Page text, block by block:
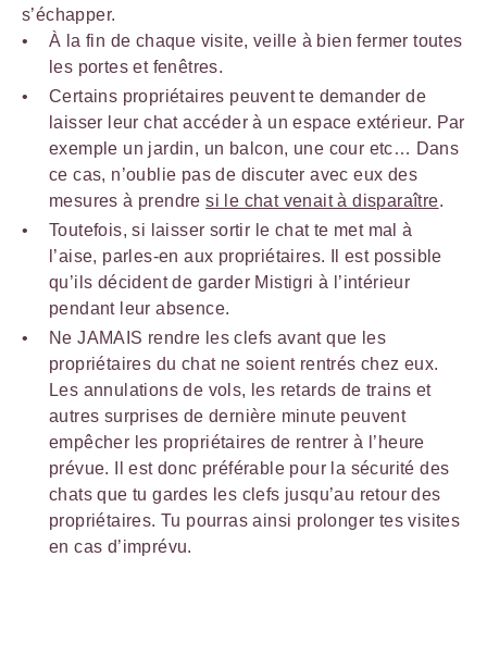
s’échapper.
À la fin de chaque visite, veille à bien fermer toutes
les portes et fenêtres.
Certains propriétaires peuvent te demander de
laisser leur chat accéder à un espace extérieur. Par
exemple un jardin, un balcon, une cour etc… Dans
ce cas, n’oublie pas de discuter avec eux des
mesures à prendresi le chat venait à disparaître.
Toutefois, si laisser sortir le chat te met mal à
l’aise, parles-en aux propriétaires. Il est possible
qu’ils décident de garder Mistigri à l’intérieur
pendant leur absence.
Ne JAMAIS rendre les clefs avant que les
propriétaires du chat ne soient rentrés chez eux.
Les annulations de vols, les retards de trains et
autres surprises de dernière minute peuvent
empêcher les propriétaires de rentrer à l’heure
prévue. Il est donc préférable pour la sécurité des
chats que tu gardes les clefs jusqu’au retour des
propriétaires. Tu pourras ainsi prolonger tes visites
en cas d’imprévu.